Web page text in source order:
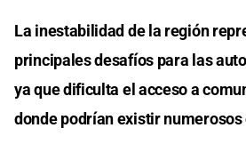
La inestabilidad de la región
principales desafíos para las
ya que dificulta el acceso a
donde podrían existir